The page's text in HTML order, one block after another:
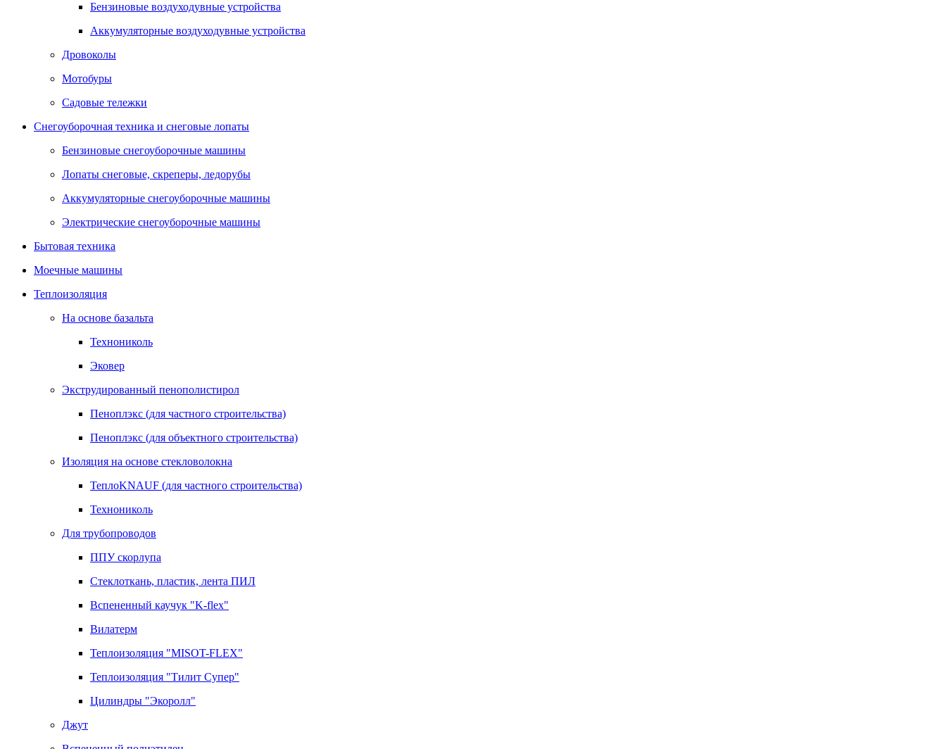
Бензиновые воздуходувные устройства
Аккумуляторные воздуходувные устройства
Дровоколы
Мотобуры
Садовые тележки
Снегоуборочная техника и снеговые лопаты
Бензиновые снегоуборочные машины
Лопаты снеговые, скреперы, ледорубы
Аккумуляторные снегоуборочные машины
Электрические снегоуборочные машины
Бытовая техника
Моечные машины
Теплоизоляция
На основе базальта
Технониколь
Эковер
Экструдированный пенополистирол
Пеноплэкс (для частного строительства)
Пеноплэкс (для объектного строительства)
Изоляция на основе стекловолокна
ТеплоKNAUF (для частного строительства)
Технониколь
Для трубопроводов
ППУ скорлупа
Стеклоткань, пластик, лента ПИЛ
Вспененный каучук "K-flex"
Вилатерм
Теплоизоляция "MISOT-FLEX"
Теплоизоляция "Тилит Супер"
Цилиндры "Экоролл"
Джут